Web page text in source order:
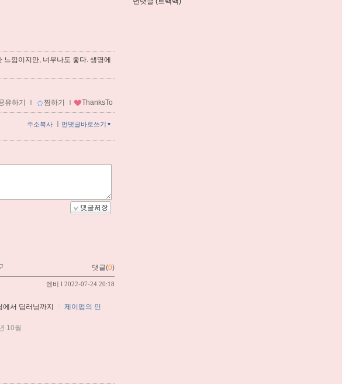
낌이지만, 너무나도 좋다. 생명에
유하기 ｌ 찜하기 ｌ ThanksTo
먼댓글바로쓰기
주소복사
댓글(0)
엔비 l 2022-07-24 20:18
서 딥러닝까지
제이펍의 인
10월